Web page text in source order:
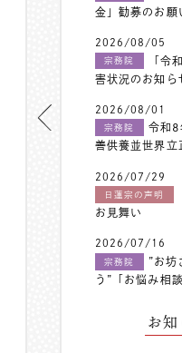
金」勧募のお願
2026/08/05
宗務院
「令
害状況のお知ら
2026/08/01
宗務院
令和8
善供養並世界立
2026/07/29
日蓮宗の声明
お見舞い
2026/07/16
宗務院
”お坊
う”「お悩み相
お